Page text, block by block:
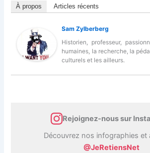
À propos Articles récents
Sam Zylberberg
Historien, professeur,
humaines, la recherche, la
culturels et les ailleurs.
Rejoignez-nous sur
Découvrez nos infographies et
@JeRetiensNet